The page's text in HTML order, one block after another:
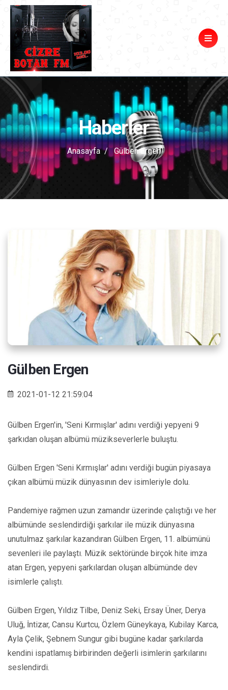
Haberler
Anasayfa Gülben Ergen
Gülben Ergen
2021-01-12 21:59:04
Gülben Ergen'in, 'Seni Kırmışlar' adını verdiği yepyeni 9
şarkıdan oluşan albümü müzikseverlerle buluştu.
Gülben Ergen 'Seni Kırmışlar' adını verdiği bugün piyasaya
çıkan albümü müzik dünyasının dev isimleriyle dolu.
Pandemiye rağmen uzun zamandır üzerinde çalıştığı ve her
albümünde seslendirdiği şarkılar ile müzik dünyasına
unutulmaz şarkılar kazandıran Gülben Ergen, 11. albümünü
sevenleri ile paylaştı. Müzik sektöründe birçok hite imza
atan Ergen, yepyeni şarkılardan oluşan albümünde dev
isimlerle çalıştı.
Gülben Ergen, Yıldız Tilbe, Deniz Seki, Ersay Üner, Derya
Uluğ, İntizar, Cansu Kurtcu, Özlem Güneykaya, Kubilay Karca,
Ayla Çelik, Şebnem Sungur gibi bugüne kadar şarkılarda
kendini ispatlamış birbirinden değerli isimlerin şarkılarını
seslendirdi.